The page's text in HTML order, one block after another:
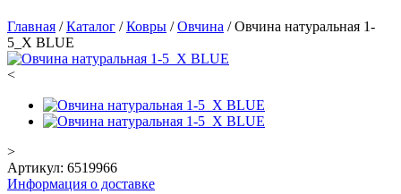
Главная / Каталог / Ковры / Овчина / Овчина натуральная 1-
5_X BLUE
<
>
Артикул: 6519966
Информация о доставке